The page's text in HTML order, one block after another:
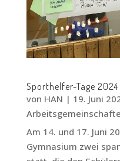
Sporthelfer-Tage 2024
von HAN | 19. Juni
Am 14. und 17. Juni
Gymnasium zwei